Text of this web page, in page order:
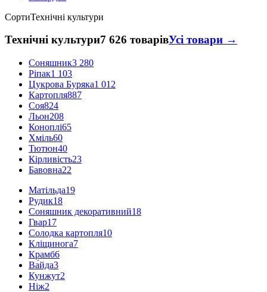
СортиТехнічні культури
Технічні культури7 626 товарівУсі товари →
Соняшник3 280
Ріпак1 103
Цукрова Буряка1 012
Картопля887
Соя824
Льон208
Коноплі65
Хміль60
Тютюн40
Кірливість23
Бавовна22
Матільда19
Рудик18
Соняшник декоративний18
Гвар17
Солодка картопля10
Кліщинога7
Крамб6
Ва́йда3
Кунжут2
Ніж2